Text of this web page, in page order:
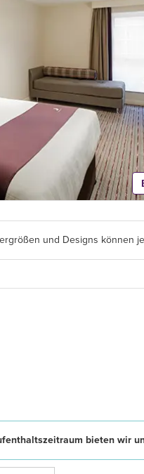
und Designs können
bieten wir